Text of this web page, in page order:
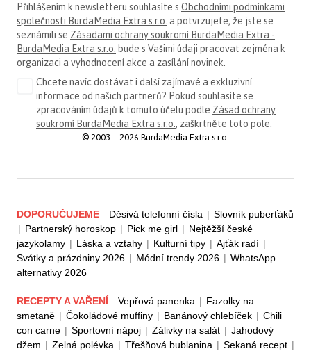
Přihlášením k newsletteru souhlasíte s Obchodními podmínkami
společnosti BurdaMedia Extra s.r.o. a potvrzujete, že jste se
seznámili se Zásadami ochrany soukromí BurdaMedia Extra -
BurdaMedia Extra s.r.o. bude s Vašimi údaji pracovat zejména k
organizaci a vyhodnocení akce a zasílání novinek.
Chcete navíc dostávat i další zajímavé a exkluzivní
informace od našich partnerů? Pokud souhlasíte se
zpracováním údajů k tomuto účelu podle Zásad ochrany
soukromí BurdaMedia Extra s.r.o. , zaškrtněte toto pole.
© 2003—2026 BurdaMedia Extra s.r.o.
DOPORUČUJEME Děsivá telefonní čísla | Slovník puberťáků
| Partnerský horoskop | Pick me girl | Nejtěžší české
jazykolamy | Láska a vztahy | Kulturní tipy | Ajťák radí |
Svátky a prázdniny 2026 | Módní trendy 2026 | WhatsApp
alternativy 2026
RECEPTY A VAŘENÍ Vepřová panenka | Fazolky na
smetaně | Čokoládové muffiny | Banánový chlebíček | Chili
con carne | Sportovní nápoj | Zálivky na salát | Jahodový
džem | Zelná polévka | Třešňová bublanina | Sekaná recept |